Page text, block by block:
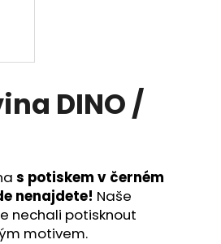
DINO /
s potiskem v černém
nenajdete! Naše
nechali potisknout
motivem.
HLEDAT